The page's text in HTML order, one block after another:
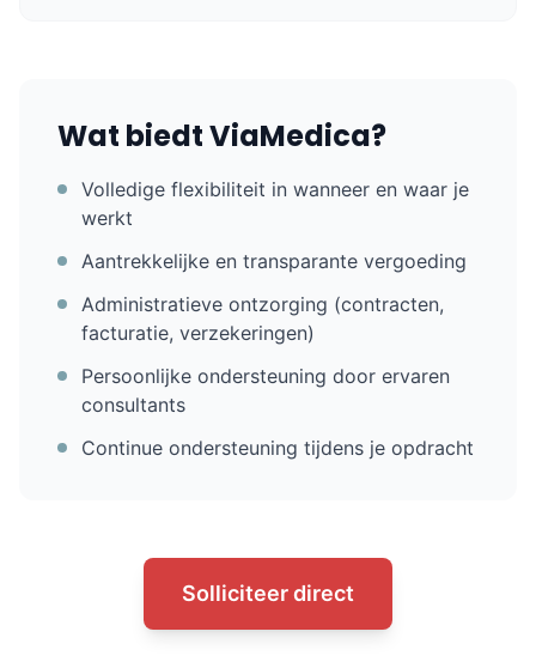
Wat biedt ViaMedica?
Volledige flexibiliteit in wanneer en waar je
werkt
Aantrekkelijke en transparante vergoeding
Administratieve ontzorging (contracten,
facturatie, verzekeringen)
Persoonlijke ondersteuning door ervaren
consultants
Continue ondersteuning tijdens je opdracht
Solliciteer direct